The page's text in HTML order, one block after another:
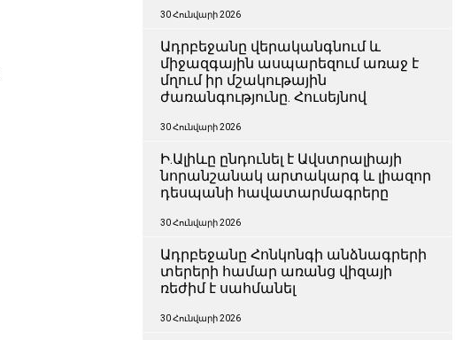
30 Հունվարի 2026
Ադրբեջանը վերականգնում և
միջազգային ասպարեզում առաջ է
մղում իր մշակութային
ժառանգությունը. Հուսեյնով
30 Հունվարի 2026
Ի.Ալիևը ընդունել է Ավստրալիայի
նորանշանակ արտակարգ և լիազոր
դեսպանի հավատարմագրերը
30 Հունվարի 2026
Ադրբեջանը Հոնկոնգի անձնագրերի
տերերի համար առանց վիզայի
ռեժիմ է սահմանել
30 Հունվարի 2026